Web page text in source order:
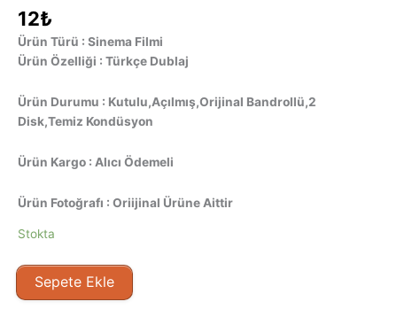
12₺
Ürün Türü : Sinema Filmi
Ürün Özelliği : Türkçe Dublaj
Ürün Durumu : Kutulu,Açılmış,Orijinal Bandrollü,2
Disk,Temiz Kondüsyon
Ürün Kargo : Alıcı Ödemeli
Ürün Fotoğrafı : Oriijinal Ürüne Aittir
Stokta
Abyss
-
Sepete Ekle